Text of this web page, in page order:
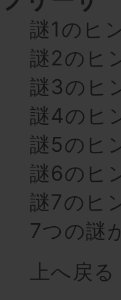
謎1のヒ
謎2のヒ
謎3のヒ
謎4のヒ
謎5のヒ
謎6のヒ
謎7のヒ
7つの謎
上へ戻る